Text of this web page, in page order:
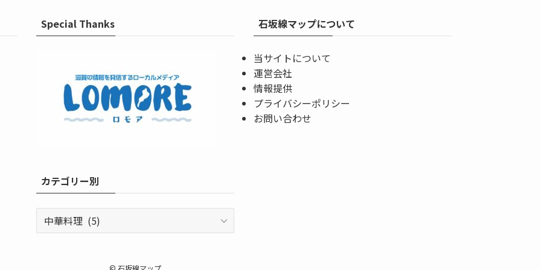
Special Thanks
カテゴリー別
テ
石坂線マップについて
当サイトについて
運営会社
情報提供
プライバシーポリシー
お問い合わせ
© 石坂線マップ